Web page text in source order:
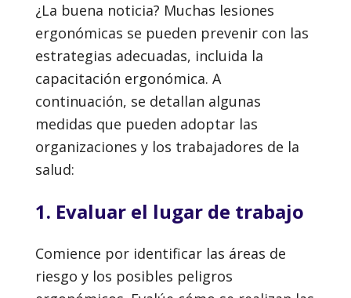
¿La buena noticia? Muchas lesiones
ergonómicas se pueden prevenir con las
estrategias adecuadas, incluida la
capacitación ergonómica. A
continuación, se detallan algunas
medidas que pueden adoptar las
organizaciones y los trabajadores de la
salud:
1. Evaluar el lugar de trabajo
Comience por identificar las áreas de
riesgo y los posibles peligros